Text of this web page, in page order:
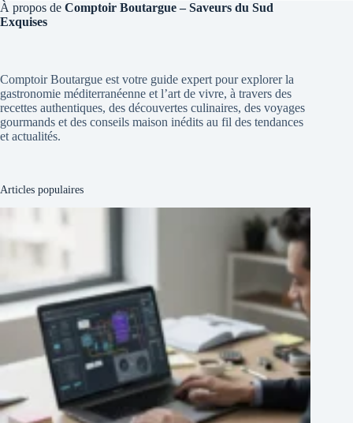
À propos de Comptoir Boutargue – Saveurs du Sud
Exquises
Comptoir Boutargue est votre guide expert pour explorer la
gastronomie méditerranéenne et l’art de vivre, à travers des
recettes authentiques, des découvertes culinaires, des voyages
gourmands et des conseils maison inédits au fil des tendances
et actualités.
Articles populaires